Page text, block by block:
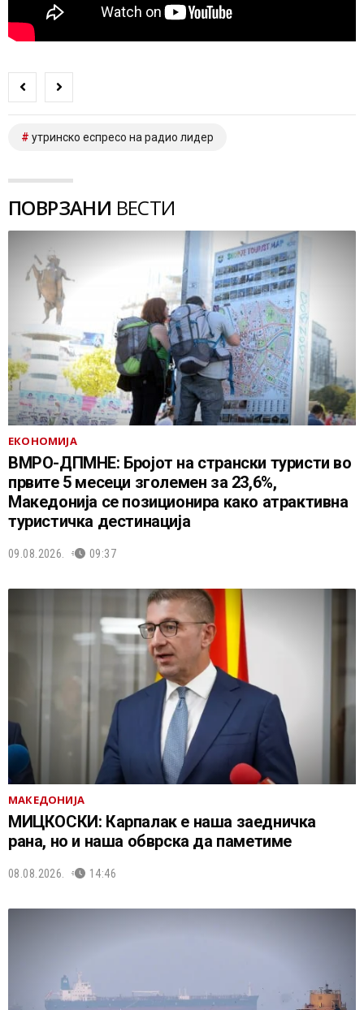
утринско еспресо на радио лидер
ПОВРЗАНИ ВЕСТИ
ЕКОНОМИЈА
ВМРО-ДПМНЕ: Бројот на странски туристи во
првите 5 месеци зголемен за 23,6%,
Македонија се позиционира како атрактивна
туристичка дестинација
09.08.2026. 09:37
МАКЕДОНИЈА
МИЦКОСКИ: Карпалак е наша заедничка
рана, но и наша обврска да паметиме
08.08.2026. 14:46